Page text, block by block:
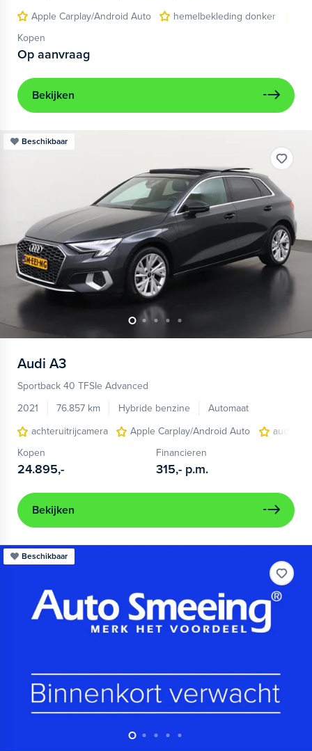
Apple Carplay/Android Auto
hemelbekleding donker
Kopen
Op aanvraag
Bekijken
Beschikbaar
Audi A3
Sportback 40 TFSIe Advanced
2021
76.857 km Hybride benzine
Automaat
achteruitrijcamera
Apple Carplay/Android Auto
audio
Kopen
24.895,-
Financieren
315,- p.m.
Bekijken
Beschikbaar